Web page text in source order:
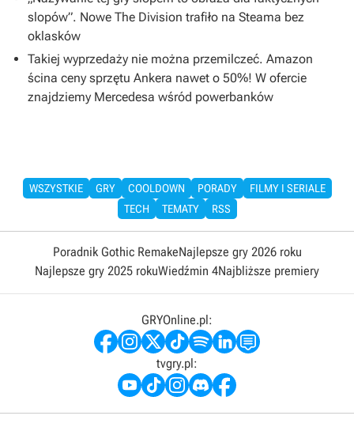
slopów”. Nowe The Division trafiło na Steama bez
oklasków
Takiej wyprzedaży nie można przemilczeć. Amazon
ścina ceny sprzętu Ankera nawet o 50%! W ofercie
znajdziemy Mercedesa wśród powerbanków
WSZYSTKIE GRY COOLDOWN PORADY
FILMY I SERIALE
TECH
TEMATY RSS
Poradnik Gothic RemakeNajlepsze gry 2026 roku
Najlepsze gry 2025 rokuWiedźmin 4Najbliższe premiery
GRYOnline.pl:
tvgry.pl: